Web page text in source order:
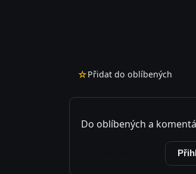
☆Přidat do oblíbených
Do oblíbených a